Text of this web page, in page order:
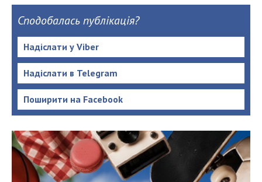
Сподобалась публікація?
Надіслати у Viber
Надіслати в Telegram
Поширити на Facebook